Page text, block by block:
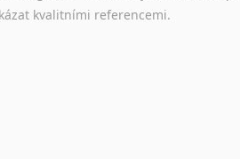
kvalitními referencemi.